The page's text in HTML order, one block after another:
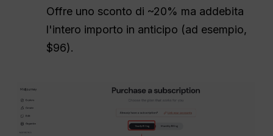
Offre uno sconto di ~20% ma addebita
l'intero importo in anticipo (ad esempio,
$96).